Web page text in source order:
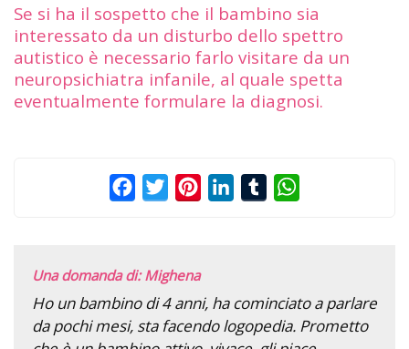
Se si ha il sospetto che il bambino sia
interessato da un disturbo dello spettro
autistico è necessario farlo visitare da un
neuropsichiatra infanile, al quale spetta
eventualmente formulare la diagnosi.
FacebookTwitterPinterestLinkedInTumblr
Una domanda di: Mighena
Ho un bambino di 4 anni, ha cominciato a parlare
da pochi mesi, sta facendo logopedia. Prometto